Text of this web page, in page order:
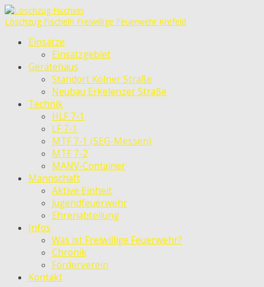
Löschzug Fischeln Freiwillige Feuerwehr Krefeld
Einsätze
Einsatzgebiet
Gerätehaus
Standort Kölner Straße
Neubau Erkelenzer Straße
Technik
HLF 7-1
LF 7-1
MTF 7-1 (SEG-Messen)
MTF 7-2
MANV-Container
Mannschaft
Aktive Einheit
Jugendfeuerwehr
Ehrenabteilung
Infos
Was ist Freiwillige Feuerwehr?
Chronik
Förderverein
Kontakt